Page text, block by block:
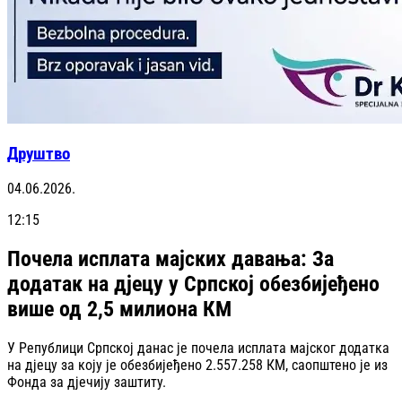
Друштво
04.06.2026.
12:15
Почела исплата мајских давања: За
додатак на дјецу у Српској обезбијеђено
више од 2,5 милиона КМ
У Републици Српској данас је почела исплата мајског додатка
на дјецу за коју је обезбијеђено 2.557.258 КМ, саопштено је из
Фонда за дјечију заштиту.